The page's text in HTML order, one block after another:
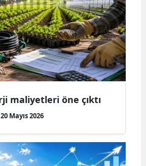
maliyetleri öne çıktı
20 Mayıs 2026